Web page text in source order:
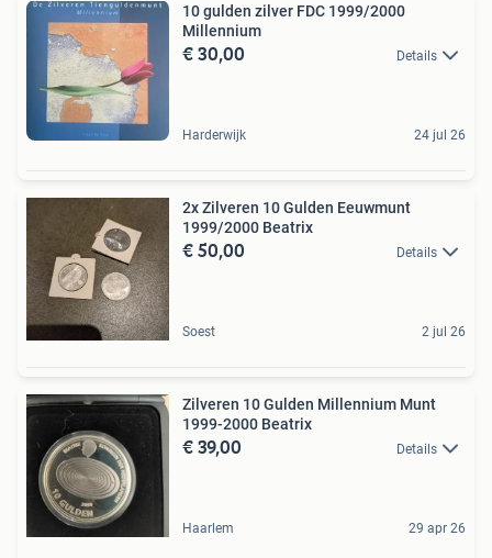
10 gulden zilver FDC 1999/2000
Millennium
€ 30,00 Details
Harderwijk 24 jul 26
2x Zilveren 10 Gulden Eeuwmunt
1999/2000 Beatrix
€ 50,00 Details
Soest 2 jul 26
Zilveren 10 Gulden Millennium Munt
1999-2000 Beatrix
€ 39,00 Details
Haarlem 29 apr 26